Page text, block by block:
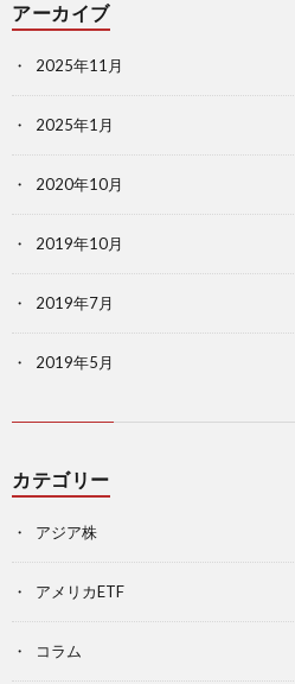
アーカイブ
2025年11月
2025年1月
2020年10月
2019年10月
2019年7月
2019年5月
カテゴリー
アジア株
アメリカETF
コラム